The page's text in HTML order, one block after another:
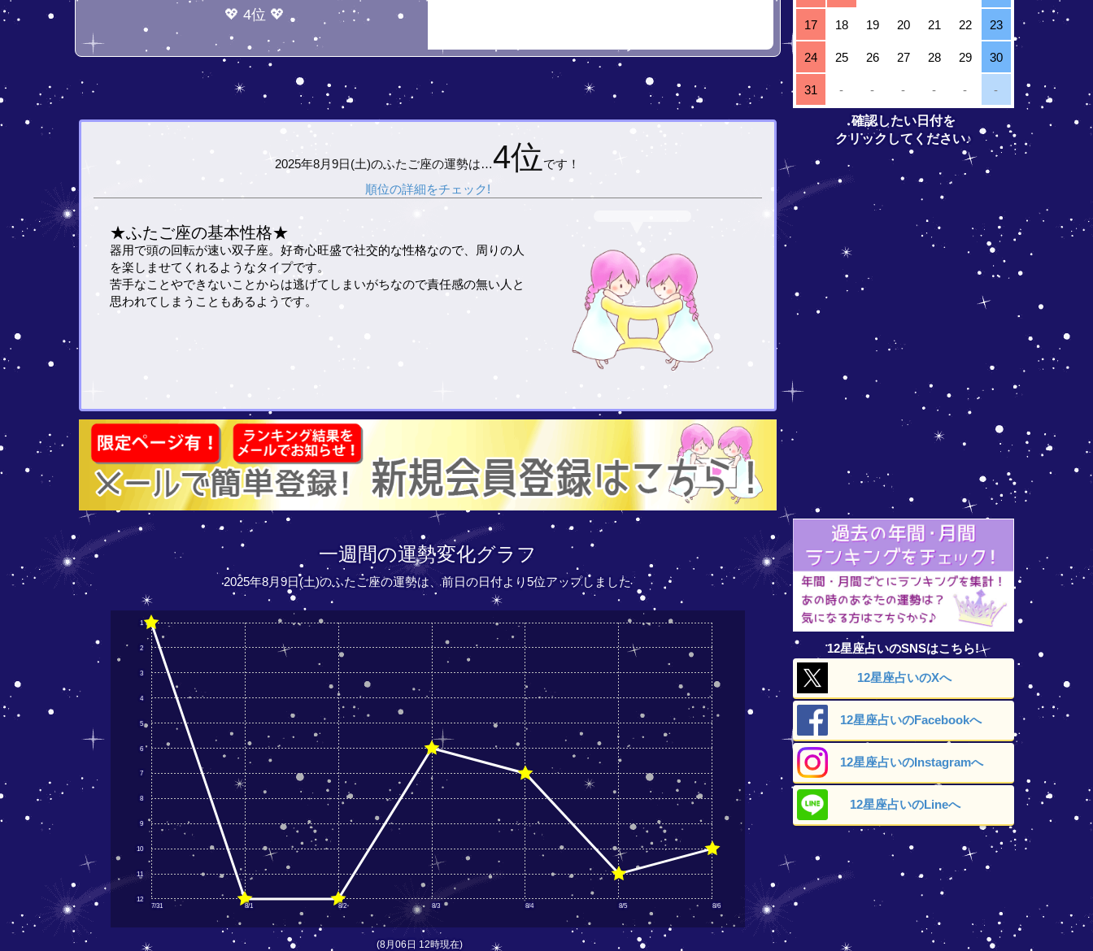
💖 4位 💖
2025年8月9日(土)のふたご座の運勢は…4位です！
順位の詳細をチェック!
★ふたご座の基本性格★
器用で頭の回転が速い双子座。好奇心旺盛で社交的な性格なので、周りの人
を楽しませてくれるようなタイプです。
苦手なことやできないことからは逃げてしまいがちなので責任感の無い人と
思われてしまうこともあるようです。
17 18 19 20 21 22 23
24 25 26 27 28 29 30
31 - - - - - -
確認したい日付を
クリックしてください♪
一週間の運勢変化グラフ
2025年8月9日(土)のふたご座の運勢は、前日の日付より5位アップしました
7/31 8/1 8/2 8/3 8/4 8/5 8/6
12
11
10
9
8
7
6
5
4
3
2
1
(8月06日 12時現在)
12星座占いのSNSはこちら!
12星座占いのXへ
12星座占いのFacebookへ
12星座占いのInstagramへ
12星座占いのLineへ